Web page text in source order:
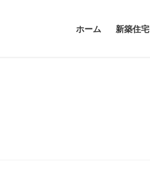
ホーム 新築住宅